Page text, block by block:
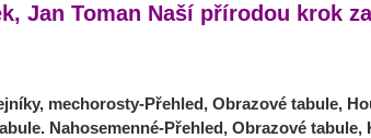
Jan Toman Naší přírodou krok
mechorosty-Přehled, Obrazové tabule,
Nahosemenné-Přehled, Obrazové